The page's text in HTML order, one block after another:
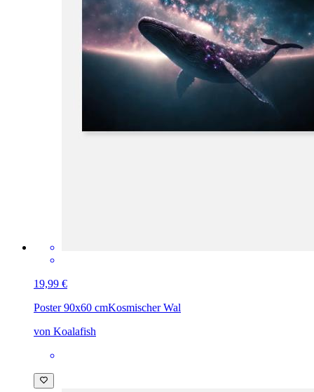
19,99 €
Poster 90x60 cmKosmischer Wal
von Koalafish